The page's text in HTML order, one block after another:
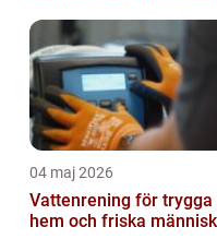
04 maj 2026
Vattenrening för trygga
hem och friska